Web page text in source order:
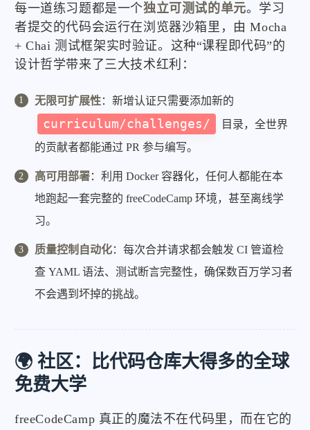
每一道练习题都是一个独立可测试的单元。学习
者提交的代码会运行在浏览器沙箱里，由 Mocha
+ Chai 测试框架实时验证。这种“课程即代码”的
设计哲学带来了三大技术红利：
无限可扩展性：新增认证只需要添加新的
curriculum/challenges/
目录，全世界
的贡献者都能通过 PR 参与编写。
高可用部署：利用 Docker 容器化，任何人都能在本
地跑起一套完整的 freeCodeCamp 环境，甚至离线学
习。
质量控制自动化：每次合并请求都会触发 CI 管道检
查 YAML 语法、测试断言完整性，确保数百万学习者
不会遇到坏掉的挑战。
🌍 社区：比代码仓库大得多的全球
免费大学
freeCodeCamp 真正的魔法不在代码里，而在它的